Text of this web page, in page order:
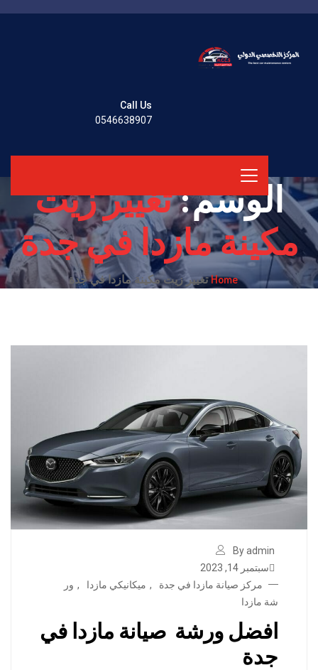
Call Us
0546638907
الوسم:تغيير زيت
مكينة مازدا في جدة
Homeتغيير زيت مكينة مازدا في جدة
By admin
سبتمبر 14, 2023
مركز صيانة مازدا في جدة
, ميكانيكي مازدا , ور
شة مازدا
افضل ورشة صيانة مازدا في
جدة